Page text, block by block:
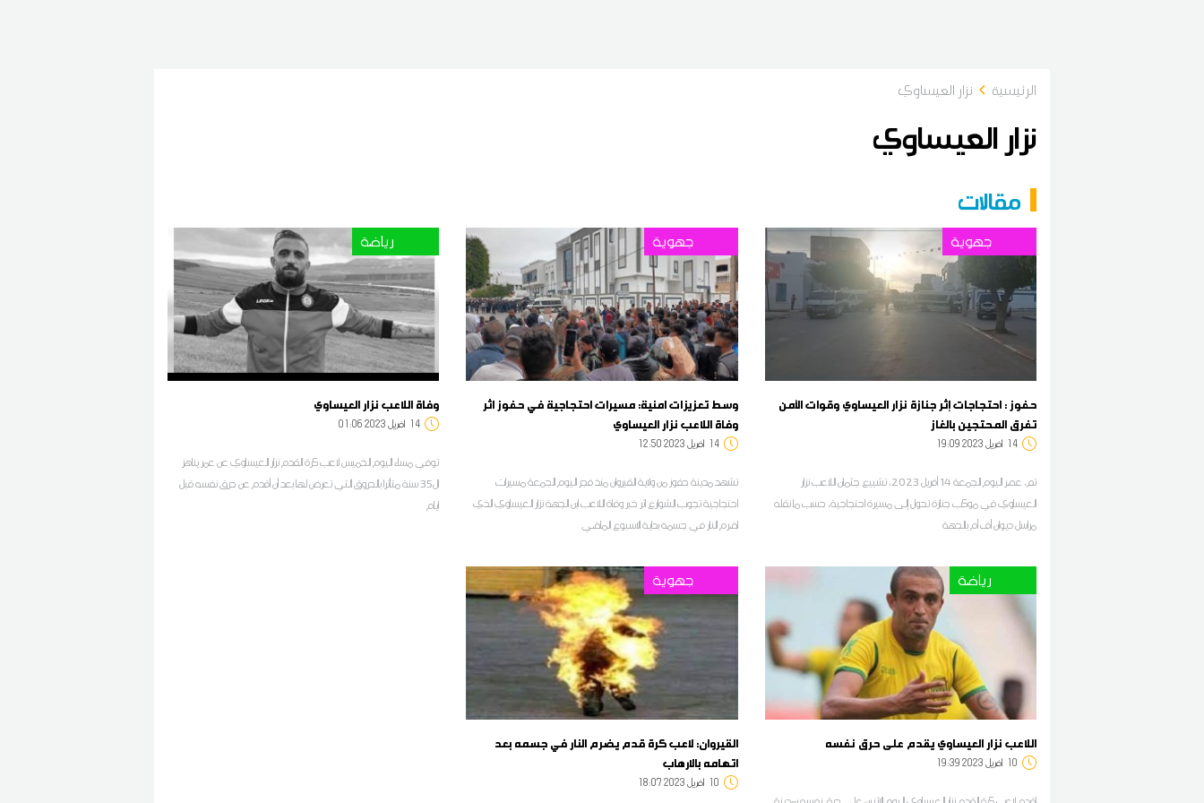
الرئيسية نزار العيساوي
نزار العيساوي
مقالات
جهوية
حفوز : احتجاجات إثر جنازة نزار العيساوي وقوات الأمن
تفرق المحتجين بالغاز
14 19:09 2023 أفريل
تم، عصر اليوم الجمعة 14 أفريل 2023، تشييع جثمان اللاعب نزار
العيساوي في موكب جنازة تحول إلى مسيرة احتجاجية، حسب ما نقله
مراسل ديوان أف أم بالجهة
جهوية
وسط تعزيزات امنية: مسيرات احتجاجية في حفوز اثر
وفاة اللاعب نزار العيساوي
14 12:50 2023 أفريل
تشهد مدينة حفوز من ولاية القيروان منذ فجر اليوم الجمعة مسيرات
احتجاجية تجوب الشوارع اثر خبر وفاة اللاعب ابن الجهة نزار العيساوي الذي
اضرم النار في جسمه بداية الاسبوع الماضي
رياضة
وفاة اللاعب نزار العيساوي
14 01:06 2023 أفريل
توفي مساء اليوم الخميس لاعب كرة القدم نزار العيساوي عن عمر يناهز
ال35 سنة متأثرا بالحروق آلتي تعرض لها بعد أن أقدم عن حرق نفسه قبل
ايام
رياضة
اللاعب نزار العيساوي يقدم على حرق نفسه
10 19:39 2023 أفريل
جهوية
القيروان: لاعب كرة قدم يضرم النار في جسمه بعد
اتهامه بالارهاب
10 18:07 2023 أفريل